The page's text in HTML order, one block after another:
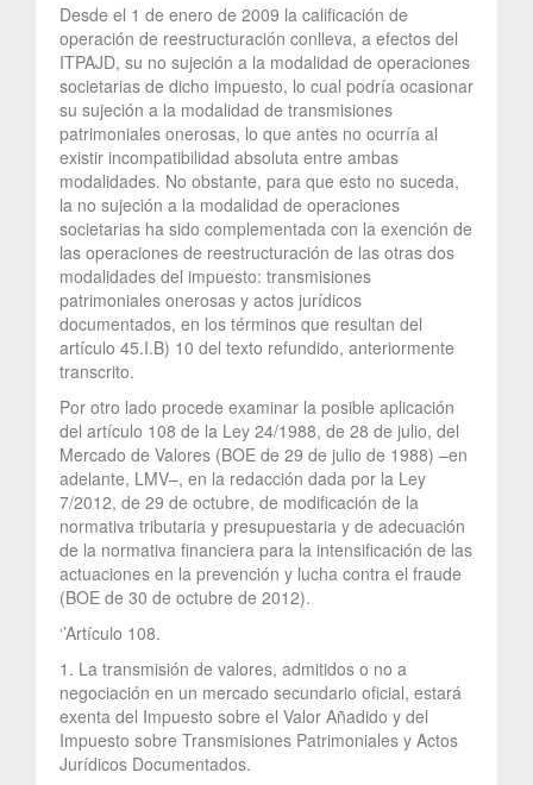
Desde el 1 de enero de 2009 la calificación de
operación de reestructuración conlleva, a efectos del
ITPAJD, su no sujeción a la modalidad de operaciones
societarias de dicho impuesto, lo cual podría ocasionar
su sujeción a la modalidad de transmisiones
patrimoniales onerosas, lo que antes no ocurría al
existir incompatibilidad absoluta entre ambas
modalidades. No obstante, para que esto no suceda,
la no sujeción a la modalidad de operaciones
societarias ha sido complementada con la exención de
las operaciones de reestructuración de las otras dos
modalidades del impuesto: transmisiones
patrimoniales onerosas y actos jurídicos
documentados, en los términos que resultan del
artículo 45.I.B) 10 del texto refundido, anteriormente
transcrito.
Por otro lado procede examinar la posible aplicación
del artículo 108 de la Ley 24/1988, de 28 de julio, del
Mercado de Valores (BOE de 29 de julio de 1988) –en
adelante, LMV–, en la redacción dada por la Ley
7/2012, de 29 de octubre, de modificación de la
normativa tributaria y presupuestaria y de adecuación
de la normativa financiera para la intensificación de las
actuaciones en la prevención y lucha contra el fraude
(BOE de 30 de octubre de 2012).
‘’Artículo 108.
1. La transmisión de valores, admitidos o no a
negociación en un mercado secundario oficial, estará
exenta del Impuesto sobre el Valor Añadido y del
Impuesto sobre Transmisiones Patrimoniales y Actos
Jurídicos Documentados.